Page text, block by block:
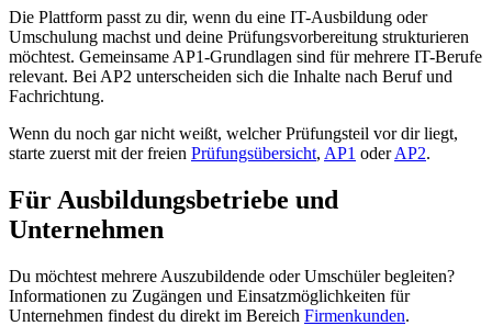
Die Plattform passt zu dir, wenn du eine IT-Ausbildung oder
Umschulung machst und deine Prüfungsvorbereitung strukturieren
möchtest. Gemeinsame AP1-Grundlagen sind für mehrere IT-Berufe
relevant. Bei AP2 unterscheiden sich die Inhalte nach Beruf und
Fachrichtung.
Wenn du noch gar nicht weißt, welcher Prüfungsteil vor dir liegt,
starte zuerst mit der freien Prüfungsübersicht, AP1 oderAP2.
Für Ausbildungsbetriebe und
Unternehmen
Du möchtest mehrere Auszubildende oder Umschüler begleiten?
Informationen zu Zugängen und Einsatzmöglichkeiten für
Unternehmen findest du direkt im Bereich Firmenkunden.